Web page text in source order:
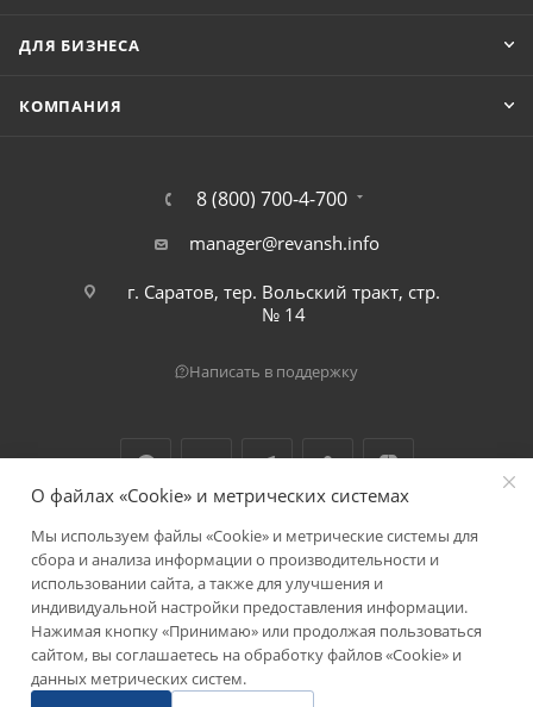
ДЛЯ БИЗНЕСА
КОМПАНИЯ
8 (800) 700-4-700
manager@revansh.info
г. Саратов, тер. Вольский тракт, стр.
№ 14
Написать в поддержку
2026 © ООО "Реванш"
О файлах «Cookie» и метрических системах
Мы используем файлы «Cookie» и метрические системы для
сбора и анализа информации о производительности и
использовании сайта, а также для улучшения и
индивидуальной настройки предоставления информации.
Нажимая кнопку «Принимаю» или продолжая пользоваться
сайтом, вы соглашаетесь на обработку файлов «Cookie» и
данных метрических систем.